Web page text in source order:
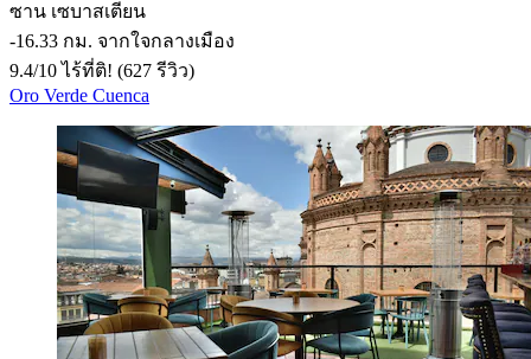
ซาน เซบาสเตียน
‐16.33 กม. จากใจกลางเมือง
9.4/10ไร้ที่ติ! (627 รีวิว)
Oro Verde Cuenca